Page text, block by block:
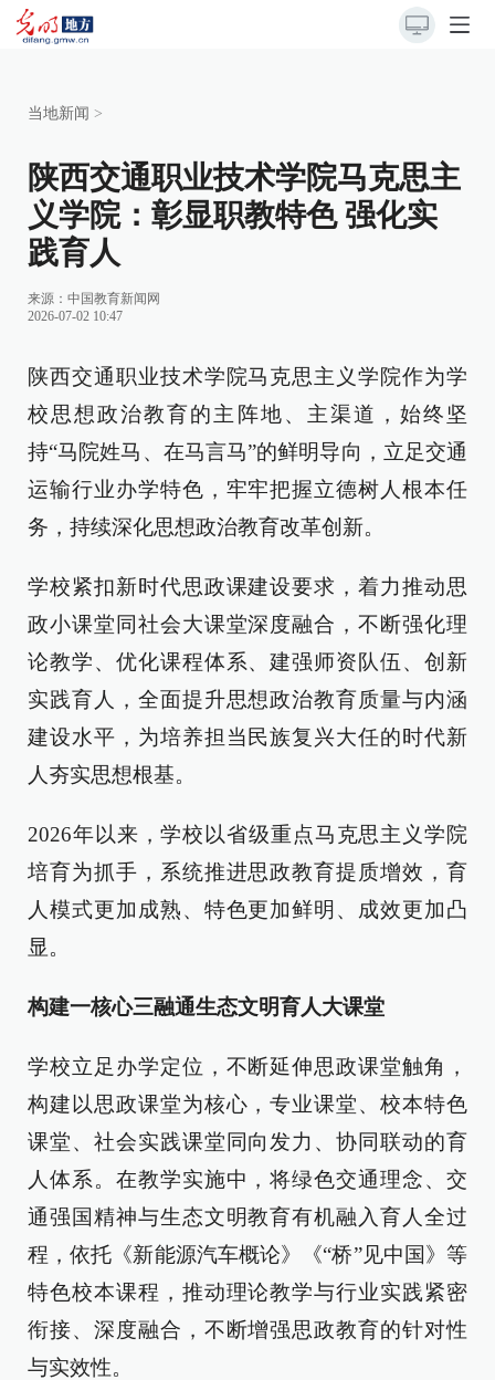
当地新闻 >
陕西交通职业技术学院马克思主
义学院：彰显职教特色 强化实
践育人
来源： 中国教育新闻网
2026-07-02 10:47
陕西交通职业技术学院马克思主义学院作为学
校思想政治教育的主阵地、主渠道，始终坚
持“马院姓马、在马言马”的鲜明导向，立足交通
运输行业办学特色，牢牢把握立德树人根本任
务，持续深化思想政治教育改革创新。
学校紧扣新时代思政课建设要求，着力推动思
政小课堂同社会大课堂深度融合，不断强化理
论教学、优化课程体系、建强师资队伍、创新
实践育人，全面提升思想政治教育质量与内涵
建设水平，为培养担当民族复兴大任的时代新
人夯实思想根基。
2026年以来，学校以省级重点马克思主义学院
培育为抓手，系统推进思政教育提质增效，育
人模式更加成熟、特色更加鲜明、成效更加凸
显。
构建一核心三融通生态文明育人大课堂
学校立足办学定位，不断延伸思政课堂触角，
构建以思政课堂为核心，专业课堂、校本特色
课堂、社会实践课堂同向发力、协同联动的育
人体系。在教学实施中，将绿色交通理念、交
通强国精神与生态文明教育有机融入育人全过
程，依托《新能源汽车概论》《“桥”见中国》等
特色校本课程，推动理论教学与行业实践紧密
衔接、深度融合，不断增强思政教育的针对性
与实效性。